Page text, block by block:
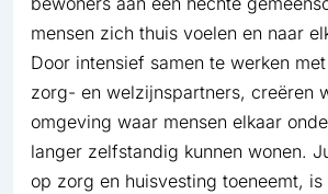
mensen zich thuis voelen en naar
Door intensief samen te werken
zorg- en welzijnspartners, creëren
omgeving waar mensen elkaar
langer zelfstandig kunnen wonen.
op zorg en huisvesting toeneemt, is